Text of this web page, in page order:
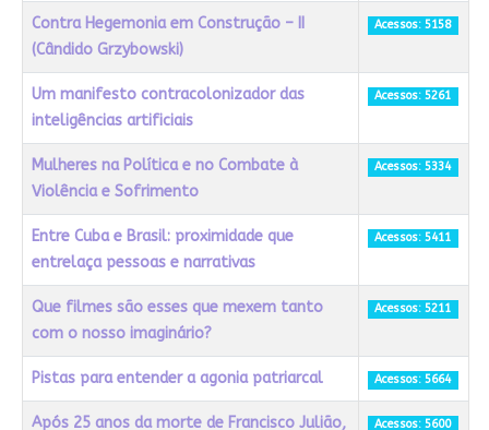
Contra Hegemonia em Construção – II
(Cândido Grzybowski)
Acessos: 5158
Um manifesto contracolonizador das
inteligências artificiais
Acessos: 5261
Mulheres na Política e no Combate à
Violência e Sofrimento
Acessos: 5334
Entre Cuba e Brasil: proximidade que
entrelaça pessoas e narrativas
Acessos: 5411
Que filmes são esses que mexem tanto
com o nosso imaginário?
Acessos: 5211
Pistas para entender a agonia patriarcal Acessos: 5664
Após 25 anos da morte de Francisco Julião,
Acessos: 5600